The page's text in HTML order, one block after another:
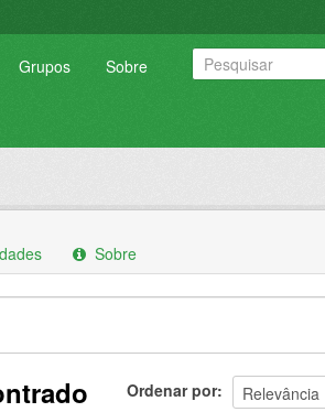
Grupos Sobre
Sobre
Ordenar por